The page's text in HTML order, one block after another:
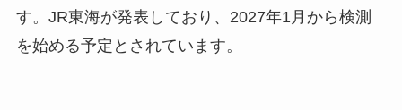
す。JR東海が発表しており、2027年1月から検測
を始める予定とされています。